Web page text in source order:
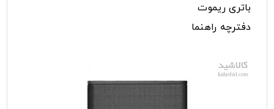
باتری ریموت
دفترچه راهنما